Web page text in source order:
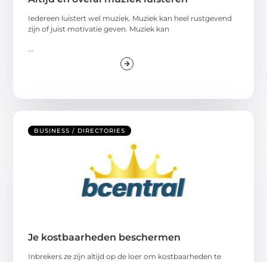
Iedereen luistert wel muziek. Muziek kan heel rustgevend
zijn of juist motivatie geven. Muziek kan
BUSINESS / DIRECTORIES
Je kostbaarheden beschermen
Inbrekers ze zijn altijd op de loer om kostbaarheden te